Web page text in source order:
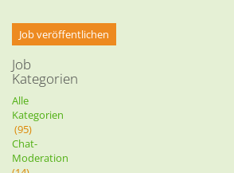
Job veröffentlichen
Job
Kategorien
Alle
Kategorien
(95)
Chat-
Moderation